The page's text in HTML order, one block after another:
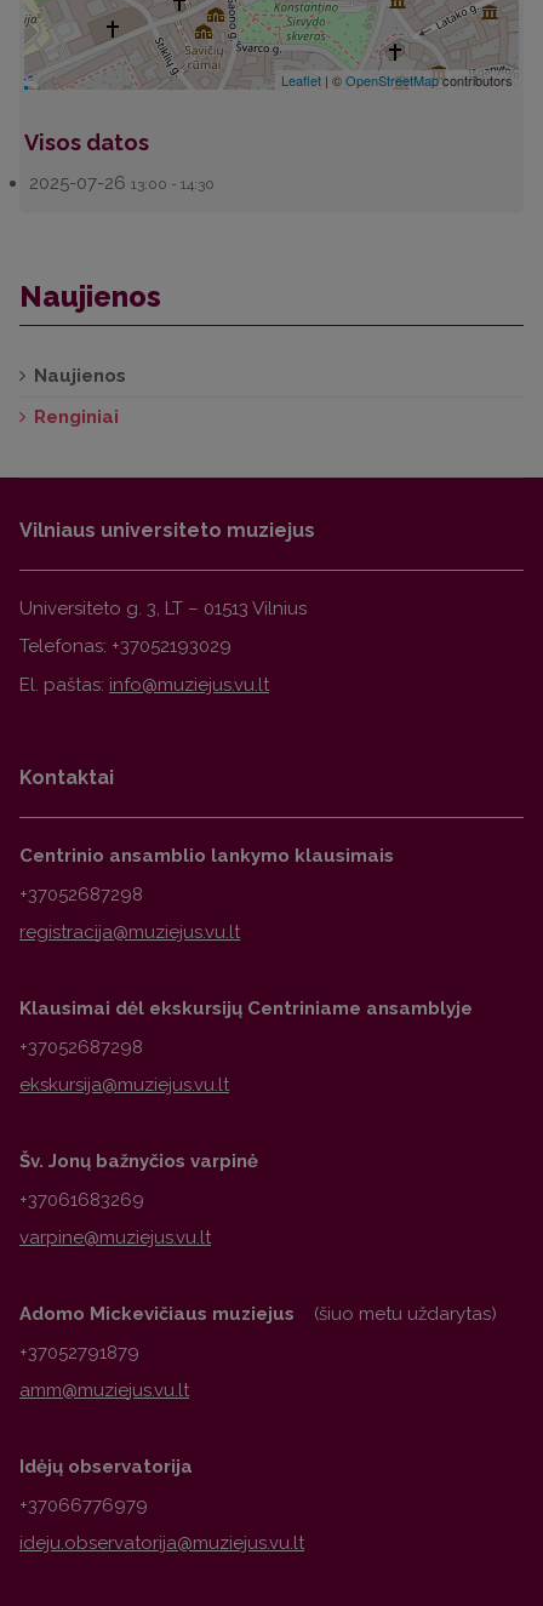
Leaflet| ©OpenStreetMapcontributors
Visos datos
2025-07-26 13:00 - 14:30
Naujienos
Naujienos
Renginiai
Vilniaus universiteto muziejus
Universiteto g. 3, LT – 01513 Vilnius
Telefonas: +37052193029
El. paštas:
Kontaktai
Centrinio ansamblio lankymo klausimais
+37052687298
Klausimai dėl ekskursijų Centriniame ansamblyje
+37052687298
Šv. Jonų bažnyčios varpinė
+37061683269
Adomo Mickevičiaus muziejus (šiuo metu uždarytas)
+37052791879
Idėjų observatorija
+37066776979